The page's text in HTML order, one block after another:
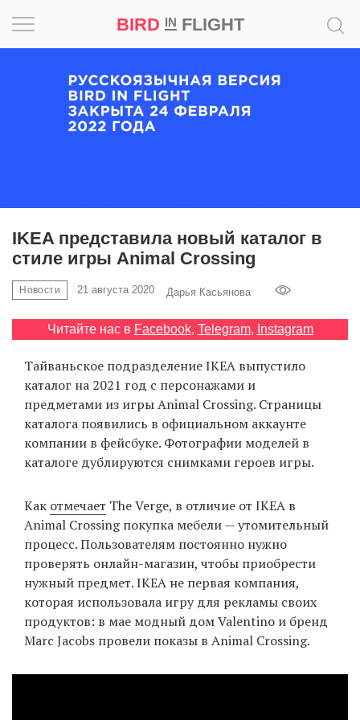
BIRD INFLIGHT
IKEA представила новый каталог в
стиле игры Animal Crossing
Новости 21 августа 2020 Дарья Касьянова
Читайте нас в Facebook, Telegram, Instagram
Тайваньское подразделение IKEA выпустило
каталог на 2021 год с персонажами и
предметами из игры Animal Crossing. Страницы
каталога появились в официальном аккаунте
компании в фейсбуке. Фотографии моделей в
каталоге дублируются снимками героев игры.
Как отмечает The Verge, в отличие от IKEA в
Animal Crossing покупка мебели — утомительный
процесс. Пользователям постоянно нужно
проверять онлайн-магазин, чтобы приобрести
нужный предмет. IKEA не первая компания,
которая использовала игру для рекламы своих
продуктов: в мае модный дом Valentino и бренд
Marc Jacobs провели показы в Animal Crossing.